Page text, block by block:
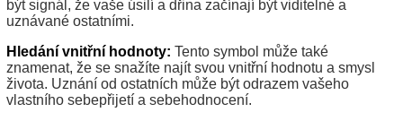
být signál, že vaše úsilí a dřina začínají být viditelné a
uznávané ostatními.
Hledání vnitřní hodnoty: Tento symbol může také
znamenat, že se snažíte najít svou vnitřní hodnotu a smysl
života. Uznání od ostatních může být odrazem vašeho
vlastního sebepřijetí a sebehodnocení.